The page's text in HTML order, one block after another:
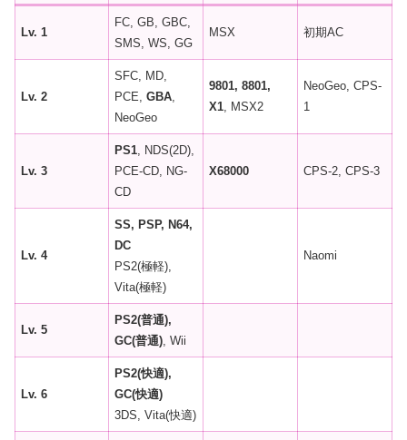
Lv. 1
FC, GB, GBC,
SMS, WS, GG
MSX 初期AC
Lv. 2
SFC, MD,
PCE,GBA,
NeoGeo
9801, 8801,
X1, MSX2
NeoGeo, CPS-
1
Lv. 3
PS1, NDS(2D),
PCE-CD, NG-
CD
X68000 CPS-2, CPS-3
Lv. 4
SS, PSP, N64,
DC
PS2(極軽),
Vita(極軽)
Naomi
Lv. 5
PS2(普通),
GC(普通), Wii
Lv. 6
PS2(快適),
GC(快適)
3DS, Vita(快適)